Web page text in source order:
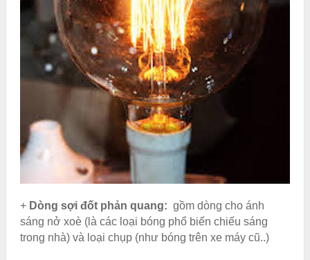
+ Dòng sợi đốt phản quang: gồm dòng cho ánh
sáng nở xoè (là các loại bóng phổ biến chiếu sáng
trong nhà) và loại chụp (như bóng trên xe máy cũ..)